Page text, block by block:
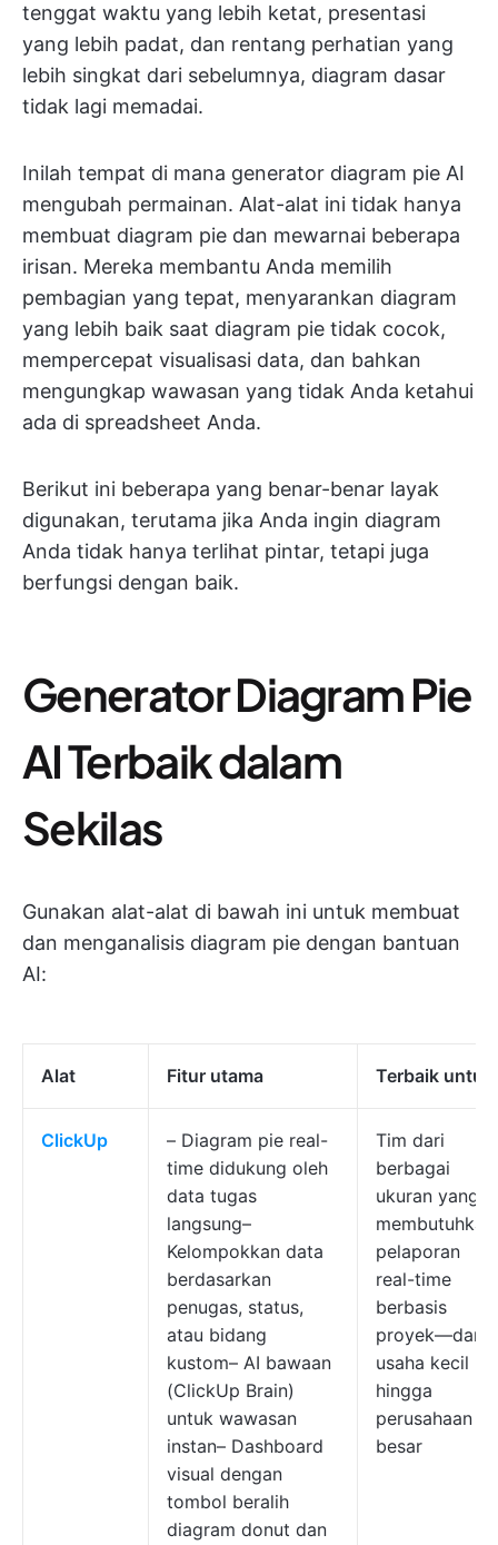
tenggat waktu yang lebih ketat, presentasi
yang lebih padat, dan rentang perhatian yang
lebih singkat dari sebelumnya, diagram dasar
tidak lagi memadai.
Inilah tempat di mana generator diagram pie AI
mengubah permainan. Alat-alat ini tidak hanya
membuat diagram pie dan mewarnai beberapa
irisan. Mereka membantu Anda memilih
pembagian yang tepat, menyarankan diagram
yang lebih baik saat diagram pie tidak cocok,
mempercepat visualisasi data, dan bahkan
mengungkap wawasan yang tidak Anda ketahui
ada di spreadsheet Anda.
Berikut ini beberapa yang benar-benar layak
digunakan, terutama jika Anda ingin diagram
Anda tidak hanya terlihat pintar, tetapi juga
berfungsi dengan baik.
Generator Diagram Pie
AI Terbaik dalam
Sekilas
Gunakan alat-alat di bawah ini untuk membuat
dan menganalisis diagram pie dengan bantuan
AI:
Alat Fitur utama Terbaik untuk
ClickUp
– Diagram pie real-
time didukung oleh
data tugas
langsung–
Kelompokkan data
berdasarkan
penugas, status,
atau bidang
kustom– AI bawaan
(ClickUp Brain)
untuk wawasan
instan– Dashboard
visual dengan
tombol beralih
diagram donut dan
Tim dari
berbagai
ukuran yang
membutuhkan
pelaporan
real-time
berbasis
proyek—dari
usaha kecil
hingga
perusahaan
besar